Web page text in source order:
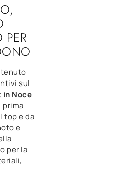
PER
sul
in Noce
prima
top e da
e
per la